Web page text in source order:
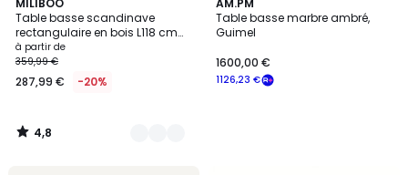
MILIBOO
Table basse scandinave
rectangulaire en bois L118 cm
TAKLA
à partir de
359,99 €
287,99 € -20%
/ 5
3
Couleurs
4,8
/
AM.PM
Table basse marbre ambré,
Guimel
1126,23 €
1600,00 €